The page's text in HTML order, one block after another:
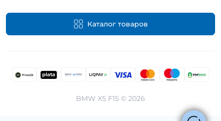
Каталог товаров
BMW X5 F15 © 2026